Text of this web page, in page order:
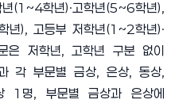
(1~4학년)·고학년(5~6학년),
년), 고등부 저학년(1~2학년)·
은 저학년, 고학년 구분 없이
각 부문별 금상,은상,동상,
1 명, 부문별 금상과 은상에